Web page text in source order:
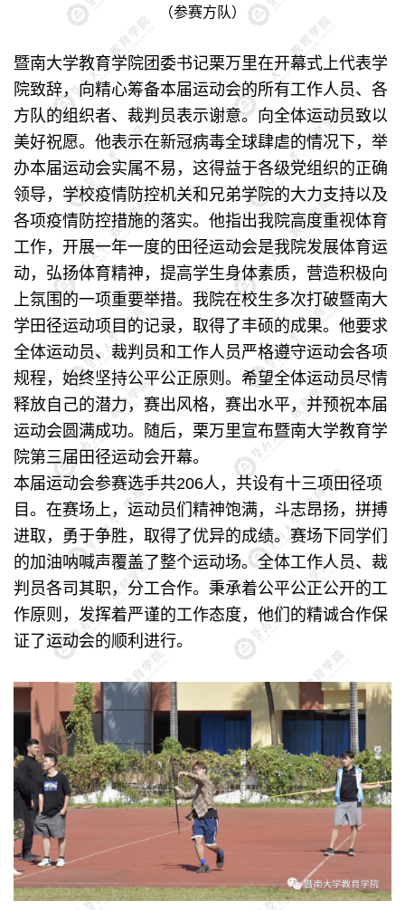
（参赛方队）
暨南大学教育学院团委书记栗万里在开幕式上代表学
院致辞，向精心筹备本届运动会的所有工作人员、各
方队的组织者、裁判员表示谢意。向全体运动员致以
美好祝愿。他表示在新冠病毒全球肆虐的情况下，举
办本届运动会实属不易，这得益于各级党组织的正确
领导，学校疫情防控机关和兄弟学院的大力支持以及
各项疫情防控措施的落实。他指出我院高度重视体育
工作，开展一年一度的田径运动会是我院发展体育运
动，弘扬体育精神，提高学生身体素质，营造积极向
上氛围的一项重要举措。我院在校生多次打破暨南大
学田径运动项目的记录，取得了丰硕的成果。他要求
全体运动员、裁判员和工作人员严格遵守运动会各项
规程，始终坚持公平公正原则。希望全体运动员尽情
释放自己的潜力，赛出风格，赛出水平，并预祝本届
运动会圆满成功。随后，栗万里宣布暨南大学教育学
院第三届田径运动会开幕。
本届运动会参赛选手共206人，共设有十三项田径项
目。在赛场上，运动员们精神饱满，斗志昂扬，拼搏
进取，勇于争胜，取得了优异的成绩。赛场下同学们
的加油呐喊声覆盖了整个运动场。全体工作人员、裁
判员各司其职，分工合作。秉承着公平公正公开的工
作原则，发挥着严谨的工作态度，他们的精诚合作保
证了运动会的顺利进行。